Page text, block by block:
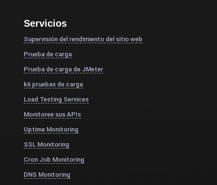
Servicios
Supervisión del rendimiento del sitio web
Prueba de carga
Prueba de carga de JMeter
k6 pruebas de carga
Load Testing Services
Monitoree sus APIs
Uptime Monitoring
SSL Monitoring
Cron Job Monitoring
DNS Monitoring